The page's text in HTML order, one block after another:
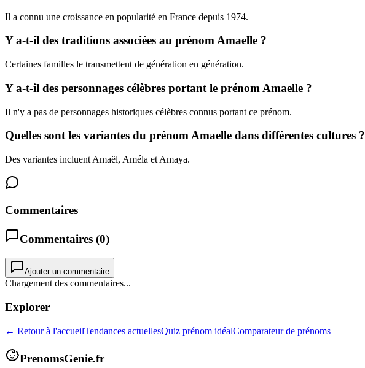
Il a connu une croissance en popularité en France depuis 1974.
Y a-t-il des traditions associées au prénom Amaelle ?
Certaines familles le transmettent de génération en génération.
Y a-t-il des personnages célèbres portant le prénom Amaelle ?
Il n'y a pas de personnages historiques célèbres connus portant ce prénom.
Quelles sont les variantes du prénom Amaelle dans différentes cultures ?
Des variantes incluent Amaël, Améla et Amaya.
Commentaires
Commentaires (0)
Ajouter un commentaire
Chargement des commentaires...
Explorer
← Retour à l'accueilTendances actuellesQuiz prénom idéalComparateur de prénoms
PrenomsGenie.fr